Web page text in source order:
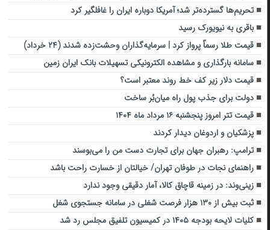
تحریم‌ها گسترده‌تر شد؛ آمریکا دوباره ایران را غافلگیر کرد
باقری به نیویورک رسید
قیمت طلا رسماً پرواز کرد | سرمایه‌گذاران وحشت‌زده شدند (۲۴ خرداد)
سامانه بارگذاری و مشاهده الکترونیکی تسهیلات بانک ایران زمین
قیمت دلار زیر کف خط روند معتبر است؟
دولت برای جذب پول راه میان‌بُر ساخت
قیمت تتر امروز پنجشنبه ۱۶ مرداد ماه ۱۴۰۴
پزشکیان و اردوغان دیدار کردند
ترامپ: رهبران جهان برای تجارت دست من را می‌بوسند
راهنمای نجات در طوفان تهران/ خیالتان از خسارت راحت باشد
زینی‌وند: در زمینه قاچاق کالا، آمار دقیقی وجود ندارد
ثبت بیش از ۱۳۰ هزار فرصت شغلی در سامانه جستجوی شغل
کلیات لایحه بودجه ۱۴۰۵ در کمیسیون تلفیق مجلس رد شد